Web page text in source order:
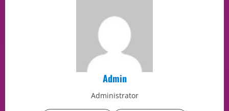
Admin
Administrator